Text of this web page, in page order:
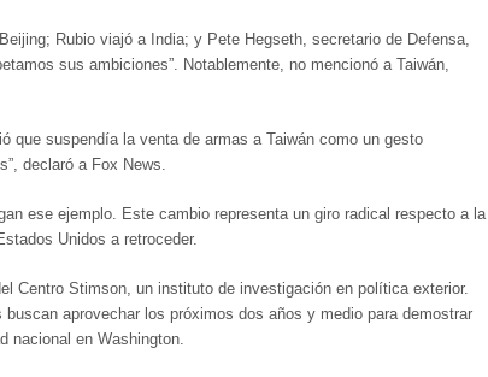
Rubio viajó a India; y Pete Hegseth, secretario de Defensa,
sus ambiciones”. Notablemente, no mencionó a Taiwán,
que suspendía la venta de armas a Taiwán como un gesto
declaró a Fox News.
ese ejemplo. Este cambio representa un giro radical respecto a la
Unidos a retroceder.
Centro Stimson, un instituto de investigación en política exterior.
aprovechar los próximos dos años y medio para demostrar
nacional en Washington.